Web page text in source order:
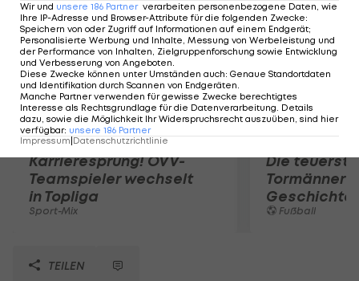
Karrieresprung! ÖVV-
Teamspieler wechselt
in Topliga
Sport-Mix
Die
Tormänner
Geschichte
Fußball
TEILEN
Wir und unsere 186 Partner verarbeiten personenbezogene Daten, wie
Ihre IP-Adresse und Browser-Attribute für die folgenden Zwecke:
Speichern von oder Zugriff auf Informationen auf einem Endgerät;
Personalisierte Werbung und Inhalte, Messung von Werbeleistung und
der Performance von Inhalten, Zielgruppenforschung sowie Entwicklung
und Verbesserung von Angeboten.
Diese Zwecke können unter Umständen auch: Genaue Standortdaten
und Identifikation durch Scannen von Endgeräten.
Manche Partner verwenden für gewisse Zwecke berechtigtes
Interesse als Rechtsgrundlage für die Datenverarbeitung. Details
dazu, sowie die Möglichkeit Ihr Widerspruchsrecht auszuüben, sind hier
verfügbar: unsere 186 Partner
Impressum Datenschutzrichtlinie